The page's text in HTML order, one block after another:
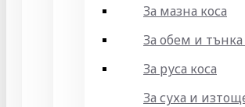
За мазна коса
За обем и тънка
За руса коса
За суха и